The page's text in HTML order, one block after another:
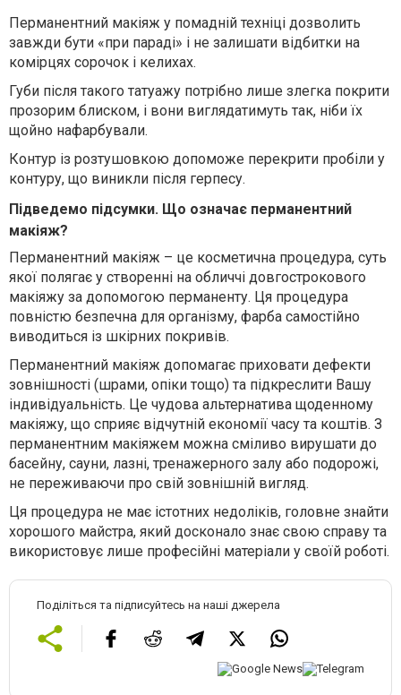
Перманентний макіяж у помадній техніці дозволить
завжди бути «при параді» і не залишати відбитки на
комірцях сорочок і келихах.
Губи після такого татуажу потрібно лише злегка покрити
прозорим блиском, і вони виглядатимуть так, ніби їх
щойно нафарбували.
Контур із розтушовкою допоможе перекрити пробіли у
контуру, що виникли після герпесу.
Підведемо підсумки. Що означає перманентний
макіяж?
Перманентний макіяж – це косметична процедура, суть
якої полягає у створенні на обличчі довгострокового
макіяжу за допомогою перманенту. Ця процедура
повністю безпечна для організму, фарба самостійно
виводиться із шкірних покривів.
Перманентний макіяж допомагає приховати дефекти
зовнішності (шрами, опіки тощо) та підкреслити Вашу
індивідуальність. Це чудова альтернатива щоденному
макіяжу, що сприяє відчутній економії часу та коштів. З
перманентним макіяжем можна сміливо вирушати до
басейну, сауни, лазні, тренажерного залу або подорожі,
не переживаючи про свій зовнішній вигляд.
Ця процедура не має істотних недоліків, головне знайти
хорошого майстра, який досконало знає свою справу та
використовує лише професійні матеріали у своїй роботі.
Поділіться та підписуйтесь на наші джерела